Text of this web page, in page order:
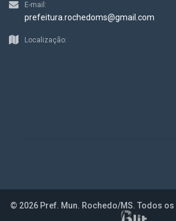
E-mail:
prefeitura.rochedoms@gmail.com
Localização:
© 2026 Pref. Mun. Rochedo/MS. Todos